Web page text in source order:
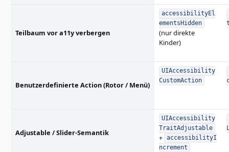
Teilbaum vor a11y verbergen
accessibilityEl
ementsHidden
(nur direkte
Kinder)
Benutzerdefinierte Action (Rotor / Menü)
UIAccessibility
CustomAction
Adjustable / Slider-Semantik
UIAccessibility
TraitAdjustable
+ accessibilityI
ncrement